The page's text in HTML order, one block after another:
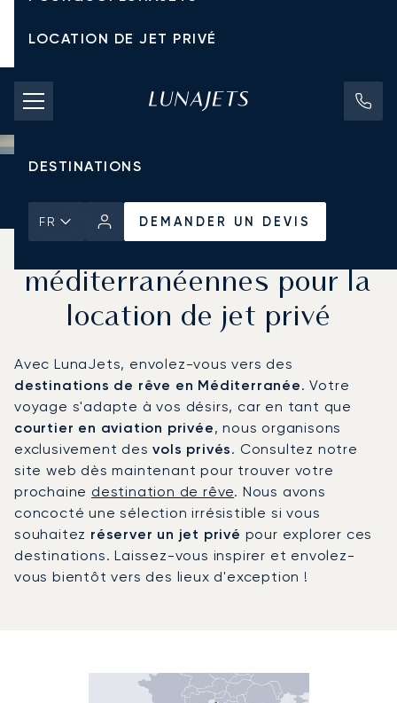
LOCATION DE JET PRIVÉ
TARIFS D'AFFRÈTEMENT
JETS PRIVÉS
DESTINATIONS
FR DEMANDER UN DEVIS
Top 15 des destinations
méditerranéennes pour la
location de jet privé
Avec LunaJets, envolez-vous vers des
destinations de rêve en Méditerranée. Votre
voyage s'adapte à vos désirs, car en tant que
courtier en aviation privée, nous organisons
exclusivement desvols privés. Consultez notre
site web dès maintenant pour trouver votre
prochaine destination de rêve. Nous avons
concocté une sélection irrésistible si vous
souhaitez réserver un jet privé pour explorer ces
destinations. Laissez-vous inspirer et envolez-
vous bientôt vers des lieux d'exception !